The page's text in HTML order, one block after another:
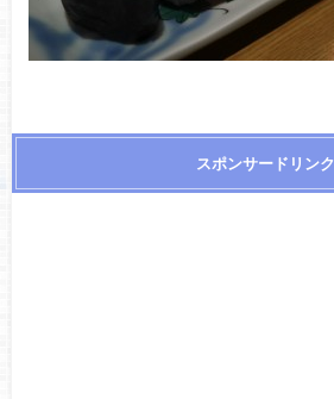
スポンサードリンク